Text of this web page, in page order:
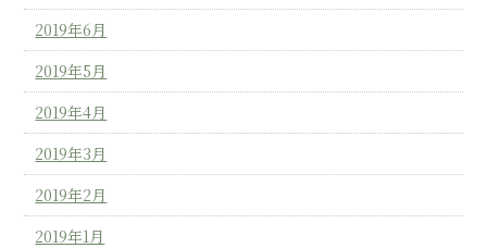
2019年6月
2019年5月
2019年4月
2019年3月
2019年2月
2019年1月